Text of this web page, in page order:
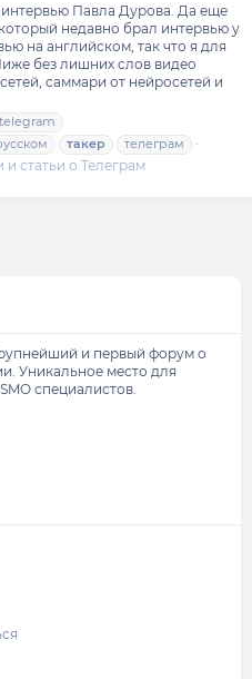
интервью Павла Дурова. Да еще
недавно брал интервью у
на английском, так что я для
без лишних слов видео
саммари от нейросетей и
telegram
такер телеграм
и статьи о Телеграм
и первый форум о
Уникальное место для
специалистов.